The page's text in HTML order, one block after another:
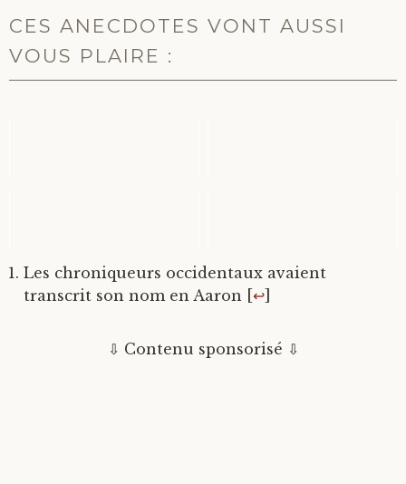
CES ANECDOTES VONT AUSSI
VOUS PLAIRE :
L'ÎLE HABITÉE LA
PLUS ISOLÉE AU...
GARE EN ARDÈCHE !
Les chroniqueurs occidentaux avaient
transcrit son nom en Aaron [ ↩
⇩ Contenu sponsorisé ⇩